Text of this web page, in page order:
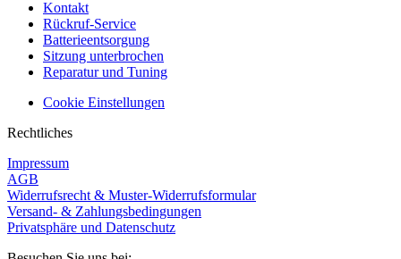
Kontakt
Rückruf-Service
Batterieentsorgung
Sitzung unterbrochen
Reparatur und Tuning
Cookie Einstellungen
Rechtliches
Impressum
AGB
Widerrufsrecht & Muster-Widerrufsformular
Versand- & Zahlungsbedingungen
Privatsphäre und Datenschutz